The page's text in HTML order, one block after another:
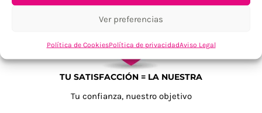
Ver preferencias
Política de CookiesPolítica de privacidadAviso Legal
TU SATISFACCIÓN = LA NUESTRA
Tu confianza, nuestro objetivo